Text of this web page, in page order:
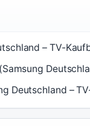
– TV-
Deutschland –